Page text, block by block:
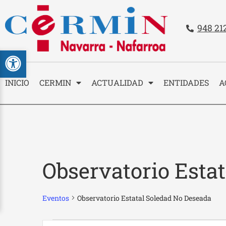
Abrir barra de herramientas
948
INICIO CERMIN ACTUALIDAD ENTIDADES
Observatorio
Eventos Observatorio Estatal Soledad No Deseada